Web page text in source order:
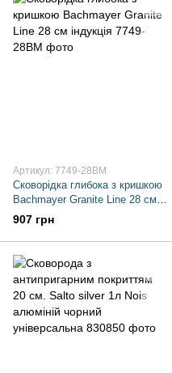
Артикул: 7749-28BM
Сковорідка глибока з кришкою
Bachmayer Granite Line 28 см
індукція
907 грн